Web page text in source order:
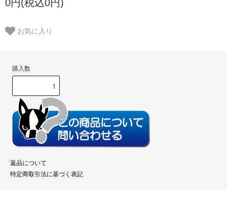
0円(税込0円)
お気に入り
購入数
返品について
特定商取引法に基づく表記